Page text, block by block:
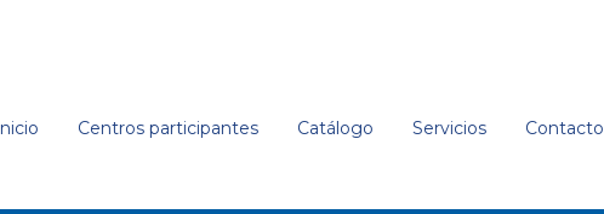
Inicio Centros participantes Catálogo Servicios Contacto